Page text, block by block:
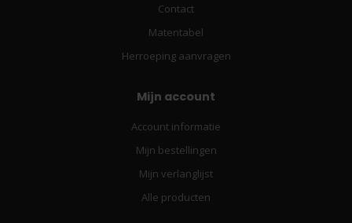
Contact
Matentabel
Herroeping aanvragen
Mijn account
Account informatie
Mijn bestellingen
Mijn verlanglijst
Alle producten